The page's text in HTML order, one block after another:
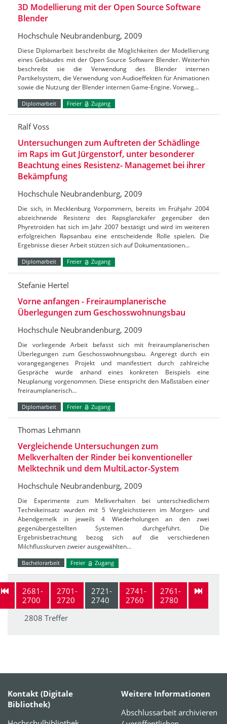
3D Modellierung mit der Open Source Software
Blender
Hochschule Neubrandenburg, 2009
Diese Diplomarbeit beschreibt die Möglichkeiten der Modellierung
eines Gebäudes mit der Open Source Software Blender. Weiterhin
beschreibt sie die Verwendung des Blender internen
Partikelsystem, die Verwendung von Audioeffekten für Animationen
sowie die Nutzung der Blender internen Game-Engine. Vorweg…
Diplomarbeit Freier Zugang
Ralf Voss
Untersuchungen zum Auftreten der Schädlinge
im Raps im Gut Jürgenstorf, unter besonderer
Beachtung eines Resistenz- Managemet bei ihrer
Bekämpfung
Hochschule Neubrandenburg, 2009
Die sich, in Mecklenburg Vorpommern, bereits im Frühjahr 2004
abzeichnende Resistenz des Rapsglanzkäfer gegenüber den
Phyretroiden hat sich im Jahr 2007 bestätigt und wird im weiteren
erfolgreichen Rapsanbau eine entscheidende Rolle spielen. Die
Ergebnisse dieser Arbeit stützen sich auf Dokumentationen…
Diplomarbeit Freier Zugang
Stefanie Hertel
Vorne anfangen - Freiraumplanerische
Überlegungen zum Geschosswohnungsbau
Hochschule Neubrandenburg, 2009
Die vorliegende Arbeit befasst sich mit freiraumplanerischen
Überlegungen zum Geschosswohnungsbau. Angeregt durch ein
vorangegangenes Projekt und manifestiert durch zahlreiche
Gespräche wurde anhand eines konkreten Beispiels eine
Neuplanung vorgenommen. Diese entspricht den Maßstäben einer
freiraumplanerisch…
Diplomarbeit Freier Zugang
Thomas Lehmann
Vergleichende Untersuchungen zum
Melkverhalten der Rinder bei konventioneller
Melktechnik und dem MultiLactor-System
Hochschule Neubrandenburg, 2009
Die Experimente zum Melkverhalten bei unterschiedlichem
Technikeinsatz wurden mit 5 Vergleichstieren im Morgen- und
Abendgemelk in jeweils 4 Wiederholungen an den zwei
gegenübergestellten Systemen durchgeführt. Die
Ergebnisbetrachtung bezog sich auf die verschiedenen
Milchflusskurven zweier ausgewählten…
Bachelorarbeit Freier Zugang
2681-
2700
2701-
2720
2721-
2740
2741-
2760
2761-
2780
2808 Treffer
Kontakt (Digitale
Bibliothek)
Weitere Informationen
Abschlussarbeit archivieren